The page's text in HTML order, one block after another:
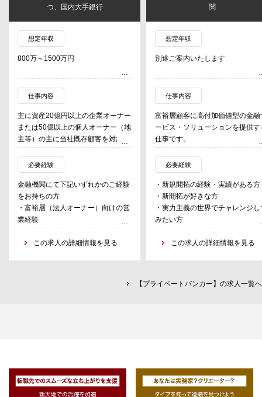
つ、国内大手銀行
想定年収
800万～1500万円
仕事内容
主に資産20億円以上の企業オーナー
または50億以上の個人オーナー（地
主等）の主に当社既存顧客を対象に
顧客対応するリレーションシップマ
ネージャーとして、営業支店長、営
業店担当者と連携し、単独または営
業店と同行し営業活動を実施する。
具体的には、
・富裕層顧客とゴールを共有した上
で、社内外専門家と連携し、ソリュ
貸出、収益を獲得
必要経験
金融機関にて下記いずれかのご経験
をお持ちの方
・富裕層（法人オーナー）向けの営
業経験
・上位富裕層を顧客に持つIFA等の
経験
この求人の詳細情報を見る
関
想定年収
別途ご案内いたします
仕事内容
富裕層顧客に高付加価値型の金融
ービス・ソリューションを提供す
仕事です。
・入行後UBS独自のトレーニン
受けながら、新規開拓や預かり資
の獲得など、自らの顧客基盤拡大
注力します。
・UBSの豊富な金融商品やサー
を駆使して、顧客の本来のニーズ
あった資産管理・保全・運用のた
必要経験
・新規開拓の経験・実績がある方
・新開拓が好きな方
・実力主義の世界でチャレンジし
みたい方
・営業力と教養・素養・常識のあ
営業部門（法人営業）に所属する
る方
この求人の詳細情報を見る
【プライベートバンカー】の求人一覧へ